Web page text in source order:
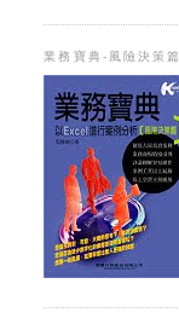
業務寶典-風險決策篇